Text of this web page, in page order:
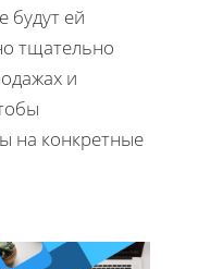
будут ей
тщательно
и
на конкретные